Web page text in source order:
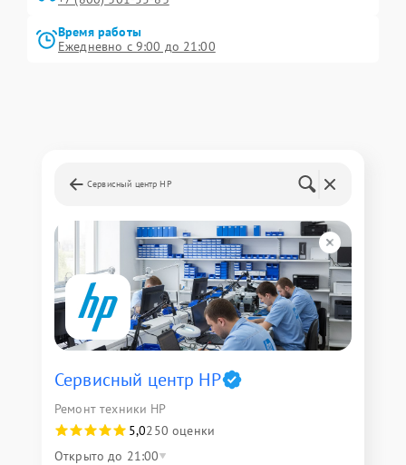
Время работы
Ежедневно с 9:00 до 21:00
Сервисный центр HP
Сервисный центр HP
Ремонт техники HP
5,0250 оценки
Открыто до 21:00